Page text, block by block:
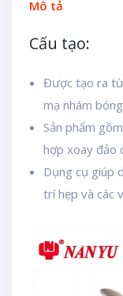
Mô tả
Cấu tạo:
Được tạo ra từ
mạ nhám
Sản phẩm
hợp xoay đảo
Dụng cụ giúp
trí hẹp và các